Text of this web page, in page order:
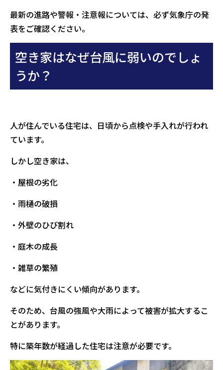
最新の進路や警報・注意報については、必ず気象庁の発
表をご確認ください。
空き家はなぜ台風に弱いのでしょ
うか？
人が住んでいる住宅は、日頃から点検や手入れが行われ
ています。
しかし空き家は、
・屋根の劣化
・雨樋の破損
・外壁のひび割れ
・庭木の成長
・雑草の繁殖
などに気付きにくい傾向があります。
そのため、台風の強風や大雨によって被害が拡大するこ
とがあります。
特に築年数が経過した住宅は注意が必要です。